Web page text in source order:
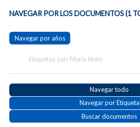
NAVEGAR POR LOS DOCUMENTOS (1
Navegar por años
Etiquetas: Luis María Nieto
Navegar todo
Navegar por Etiqueta
Buscar documentos